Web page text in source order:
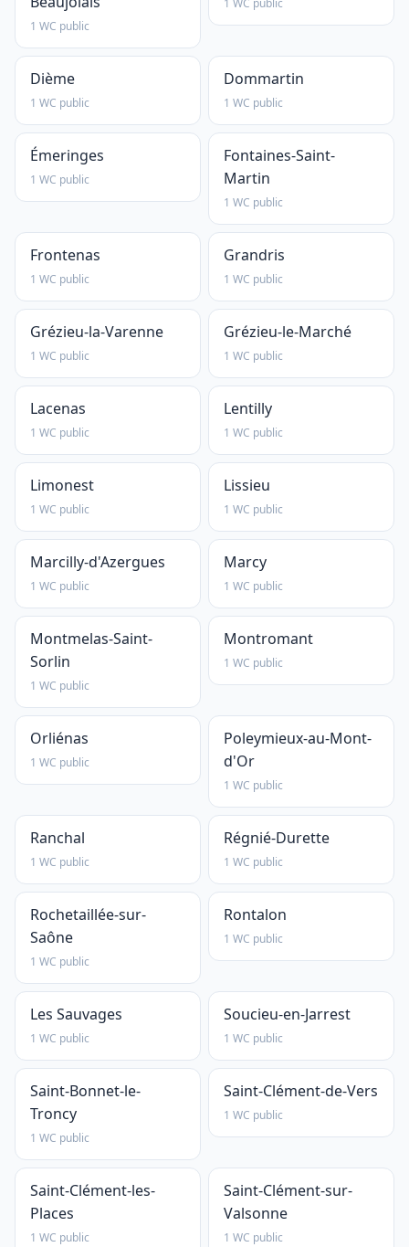
1 WC public
1 WC public
Dième
1 WC public
Dommartin
1 WC public
Émeringes
1 WC public
Fontaines-Saint-
Martin
1 WC public
Frontenas
1 WC public
Grandris
1 WC public
Grézieu-la-Varenne
1 WC public
Grézieu-le-Marché
1 WC public
Lacenas
1 WC public
Lentilly
1 WC public
Limonest
1 WC public
Lissieu
1 WC public
Marcilly-d'Azergues
1 WC public
Marcy
1 WC public
Montmelas-Saint-
Sorlin
1 WC public
Montromant
1 WC public
Orliénas
1 WC public
Poleymieux-au-Mont-
d'Or
1 WC public
Ranchal
1 WC public
Régnié-Durette
1 WC public
Rochetaillée-sur-
Saône
1 WC public
Rontalon
1 WC public
Les Sauvages
1 WC public
Soucieu-en-Jarrest
1 WC public
Saint-Bonnet-le-
Troncy
1 WC public
Saint-Clément-de-Vers
1 WC public
Saint-Clément-les-
Places
1 WC public
Saint-Clément-sur-
Valsonne
1 WC public